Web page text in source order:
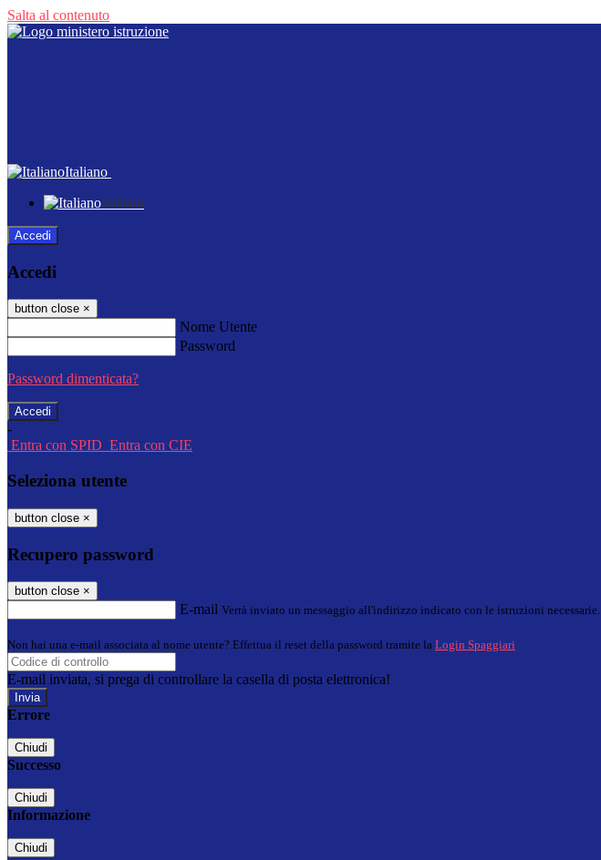
Salta al contenuto
Italiano
Italiano
Accedi
Accedi
button close ×
Nome Utente
Password
Password dimenticata?
-
Entra con SPID Entra con CIE
Seleziona utente
button close ×
Recupero password
button close ×
E-mail Verrà inviato un messaggio all'indirizzo indicato con le istruzioni necessarie.
Non hai una e-mail associata al nome utente? Effettua il reset della password tramite la Login Spaggiari
E-mail inviata, si prega di controllare la casella di posta elettronica!
Errore
Chiudi
Successo
Chiudi
Informazione
Chiudi